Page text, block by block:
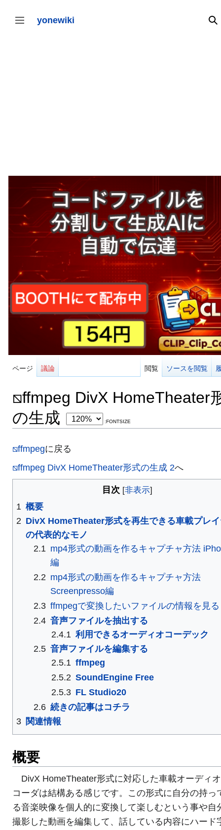
テ
サイドバーの切り替え yonewiki 検
ページ 議論 閲覧 ソースを閲覧
⧅ffmpeg DivX HomeTheater
の生成
:FONTSIZE
⧅ffmpegに戻る
⧅ffmpeg DivX HomeTheater形式の生成 2へ
目次
1 概要
2 DivX HomeTheater形式を再生できる車載プレ
の代表的なモノ
2.1 mp4形式の動画を作るキャプチャ方法
編
2.2 mp4形式の動画を作るキャプチャ方法
Screenpresso編
2.3 ffmpegで変換したいファイルの情報を見る
2.4 音声ファイルを抽出する
2.4.1 利用できるオーディオコーデック
2.5 音声ファイルを編集する
2.5.1 ffmpeg
2.5.2 SoundEngine Free
2.5.3 FL Studio20
2.6 続きの記事はコチラ
3 関連情報
概要
DivX HomeTheater形式に対応した車載オーディ
コーダは結構ある感じです。この形式に自分の持っ
る音楽映像を個人的に変換して楽しむという事や自
撮影した動画を編集して、話している内容にハード